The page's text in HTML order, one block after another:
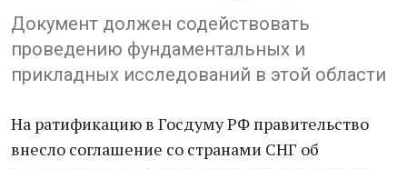
Документ должен содействовать
проведению фундаментальных и
прикладных исследований в этой области
На ратификацию в Госдуму РФ правительство
внесло соглашение со странами СНГ об